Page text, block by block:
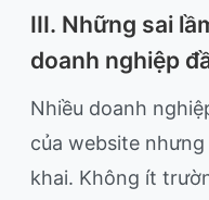
III. Những sai
doanh nghiệp
Nhiều doanh
của website
khai. Không ít